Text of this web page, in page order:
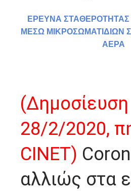
ΕΡΕΥΝΑ
ΜΕΣΩ ΜΙΚΡΟΣΩΜΑΤΙΔΙΩΝ
ΑΕΡΑ
(Δημοσίευση
28/2/2020,
CINET)
αλλιώς στα